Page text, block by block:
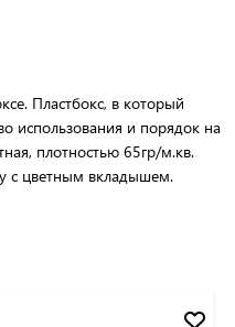
Пластбокс, в который
использования и порядок на
плотностью 65гр/м.кв.
с цветным вкладышем.